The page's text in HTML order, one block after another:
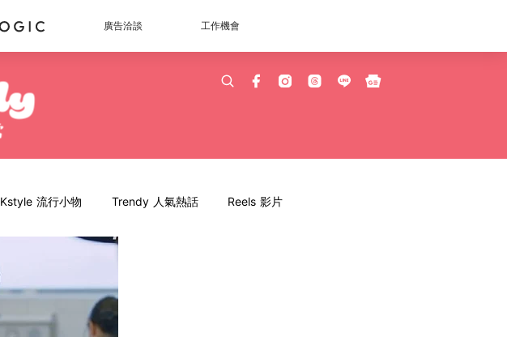
廣告洽談 工作機會
Kstyle 流行小物 Trendy 人氣熱話 Reels 影片